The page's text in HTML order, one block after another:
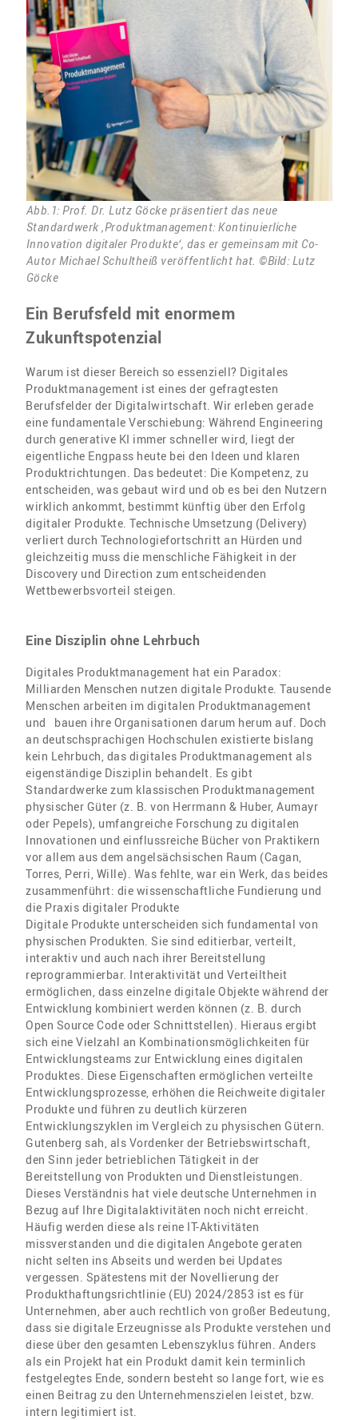
Abb.1: Prof. Dr. Lutz Göcke präsentiert das neue
Standardwerk ‚Produktmanagement: Kontinuierliche
Innovation digitaler Produkte‘, das er gemeinsam mit Co-
Autor Michael Schultheiß veröffentlicht hat. ©Bild: Lutz
Göcke
Ein Berufsfeld mit enormem
Zukunftspotenzial
Warum ist dieser Bereich so essenziell? Digitales
Produktmanagement ist eines der gefragtesten
Berufsfelder der Digitalwirtschaft. Wir erleben gerade
eine fundamentale Verschiebung: Während Engineering
durch generative KI immer schneller wird, liegt der
eigentliche Engpass heute bei den Ideen und klaren
Produktrichtungen. Das bedeutet: Die Kompetenz, zu
entscheiden, was gebaut wird und ob es bei den Nutzern
wirklich ankommt, bestimmt künftig über den Erfolg
digitaler Produkte. Technische Umsetzung (Delivery)
verliert durch Technologiefortschritt an Hürden und
gleichzeitig muss die menschliche Fähigkeit in der
Discovery und Direction zum entscheidenden
Wettbewerbsvorteil steigen.
Eine Disziplin ohne Lehrbuch
Digitales Produktmanagement hat ein Paradox:
Milliarden Menschen nutzen digitale Produkte. Tausende
Menschen arbeiten im digitalen Produktmanagement
und bauen ihre Organisationen darum herum auf. Doch
an deutschsprachigen Hochschulen existierte bislang
kein Lehrbuch, das digitales Produktmanagement als
eigenständige Disziplin behandelt. Es gibt
Standardwerke zum klassischen Produktmanagement
physischer Güter (z. B. von Herrmann & Huber, Aumayr
oder Pepels), umfangreiche Forschung zu digitalen
Innovationen und einflussreiche Bücher von Praktikern
vor allem aus dem angelsächsischen Raum (Cagan,
Torres, Perri, Wille). Was fehlte, war ein Werk, das beides
zusammenführt: die wissenschaftliche Fundierung und
die Praxis digitaler Produkte
Digitale Produkte unterscheiden sich fundamental von
physischen Produkten. Sie sind editierbar, verteilt,
interaktiv und auch nach ihrer Bereitstellung
reprogrammierbar. Interaktivität und Verteiltheit
ermöglichen, dass einzelne digitale Objekte während der
Entwicklung kombiniert werden können (z. B. durch
Open Source Code oder Schnittstellen). Hieraus ergibt
sich eine Vielzahl an Kombinationsmöglichkeiten für
Entwicklungsteams zur Entwicklung eines digitalen
Produktes. Diese Eigenschaften ermöglichen verteilte
Entwicklungsprozesse, erhöhen die Reichweite digitaler
Produkte und führen zu deutlich kürzeren
Entwicklungszyklen im Vergleich zu physischen Gütern.
Gutenberg sah, als Vordenker der Betriebswirtschaft,
den Sinn jeder betrieblichen Tätigkeit in der
Bereitstellung von Produkten und Dienstleistungen.
Dieses Verständnis hat viele deutsche Unternehmen in
Bezug auf Ihre Digitalaktivitäten noch nicht erreicht.
Häufig werden diese als reine IT-Aktivitäten
missverstanden und die digitalen Angebote geraten
nicht selten ins Abseits und werden bei Updates
vergessen. Spätestens mit der Novellierung der
Produkthaftungsrichtlinie (EU) 2024/2853 ist es für
Unternehmen, aber auch rechtlich von großer Bedeutung,
dass sie digitale Erzeugnisse als Produkte verstehen und
diese über den gesamten Lebenszyklus führen. Anders
als ein Projekt hat ein Produkt damit kein terminlich
festgelegtes Ende, sondern besteht so lange fort, wie es
einen Beitrag zu den Unternehmenszielen leistet, bzw.
intern legitimiert ist.